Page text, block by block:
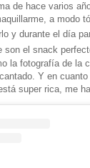
de hace varios
a modo
y durante el día
son el snack
la fotografía de la
Y en
super rica, me